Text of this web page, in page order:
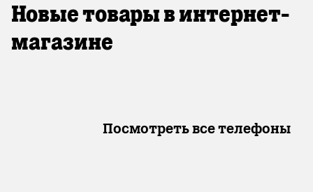
Новые товары в интернет-
магазине
Посмотреть все телефоны